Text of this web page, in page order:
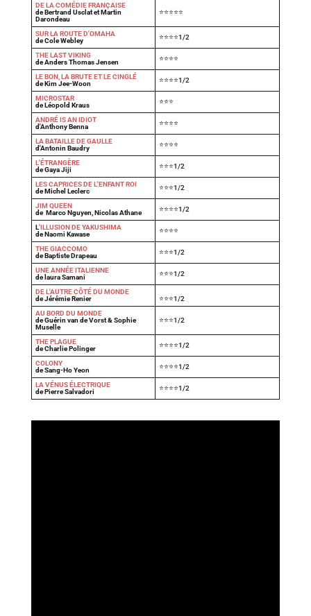
DE LA COMÉDIE FRANÇAISE
de Bertrand Usclat et Martin
Darondeau
⭐⭐⭐⭐⭐
SUR LA ROUTE D'OMAHA
de Cole Webley
⭐⭐⭐⭐1/2
THE LAST VIKING
de Anders Thomas Jensen
⭐⭐⭐⭐
LE BON, LA BRUTE ET LE CINGLÉ
de Kim Jee-Woon
⭐⭐⭐⭐1/2
MICROSTAR
de Léopold Kraus
⭐⭐⭐
ANDRÉ IS AN IDIOT
d'Anthony Benna
⭐⭐⭐⭐
LA BATAILLE DE GAULLE
d'Antonin Baudry
⭐⭐⭐⭐
L'ÉTRANGÈRE
de Gaya Jiji
⭐⭐⭐1/2
LES CAPRICES DE L'ENFANT ROI
de Michel Leclerc
⭐⭐⭐1/2
JIM QUEEN
de Marco Nguyen, Nicolas Athane
⭐⭐⭐⭐1/2
L'ILLUSION DE YAKUSHIMA
de Naomi Kawase
⭐⭐⭐⭐
THE GIACCOMO
de Baptiste Drapeau
⭐⭐⭐1/2
UNE ANNÉE ITALIENNE
de laura Samani
⭐⭐⭐1/2
DE L'AUTRE CÔTÉ DU MONDE
de Jérémie Renier
⭐⭐⭐1/2
AU BORD DU MONDE
de Guérin van de Vorst & Sophie
Muselle
⭐⭐⭐1/2
THE PLAGUE
de Charlie Polinger
⭐⭐⭐⭐1/2
COLONY
de Sang-Ho Yeon
⭐⭐⭐⭐1/2
LA VÉNUS ÉLECTRIQUE
de Pierre Salvadori
⭐⭐⭐⭐1/2